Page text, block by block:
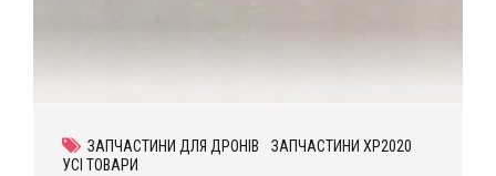
ЗАПЧАСТИНИ ДЛЯ ДРОНІВ
ЗАПЧАСТИНИ XP2020
УСІ ТОВАРИ